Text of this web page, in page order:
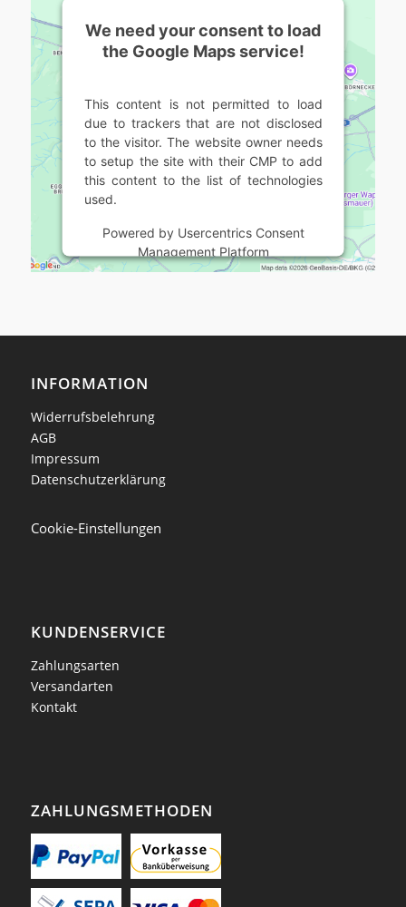
We need your consent to load
the Google Maps service!
This content is not permitted to load
due to trackers that are not disclosed
to the visitor. The website owner needs
to setup the site with their CMP to add
this content to the list of technologies
used.
Powered by Usercentrics Consent
Management Platform
INFORMATION
Widerrufsbelehrung
AGB
Impressum
Datenschutzerklärung
Cookie-Einstellungen
KUNDENSERVICE
Zahlungsarten
Versandarten
Kontakt
ZAHLUNGSMETHODEN